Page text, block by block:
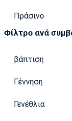
Πράσινο
Φίλτρο ανά
βάπτιση
Γέννηση
Γενέθλια